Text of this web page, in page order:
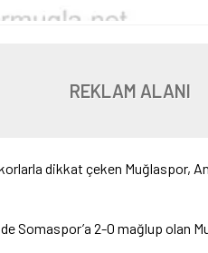
REKLAM ALANI
dikkat çeken Muğlaspor,
Somaspor’a 2-0 mağlup olan